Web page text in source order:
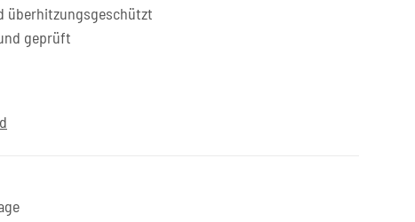
überhitzungsgeschützt
geprüft